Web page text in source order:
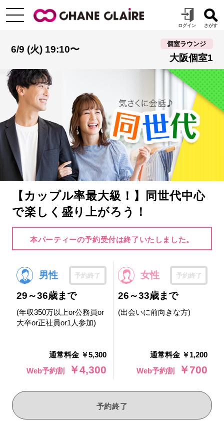
6/9 (火) 19:10〜
個室ラウンジ
大阪個室1
【カップル率最大級！】同世代中心
で楽しく盛り上がろう！
本パーティーの予約受付は終了いたしました。
男性 予約終了
29～36歳まで
(年収350万以上or公務員or
大卒or正社員or1人参加)
通常料金 ￥5,300
Web予約割
￥4,300
女性 予約終了
26～33歳まで
(出会いに前向きな方)
通常料金 ￥1,200
Web予約割
￥700
予約終了